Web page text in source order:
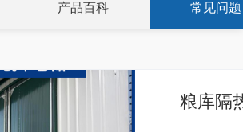
产品百科 常见问题
粮库隔